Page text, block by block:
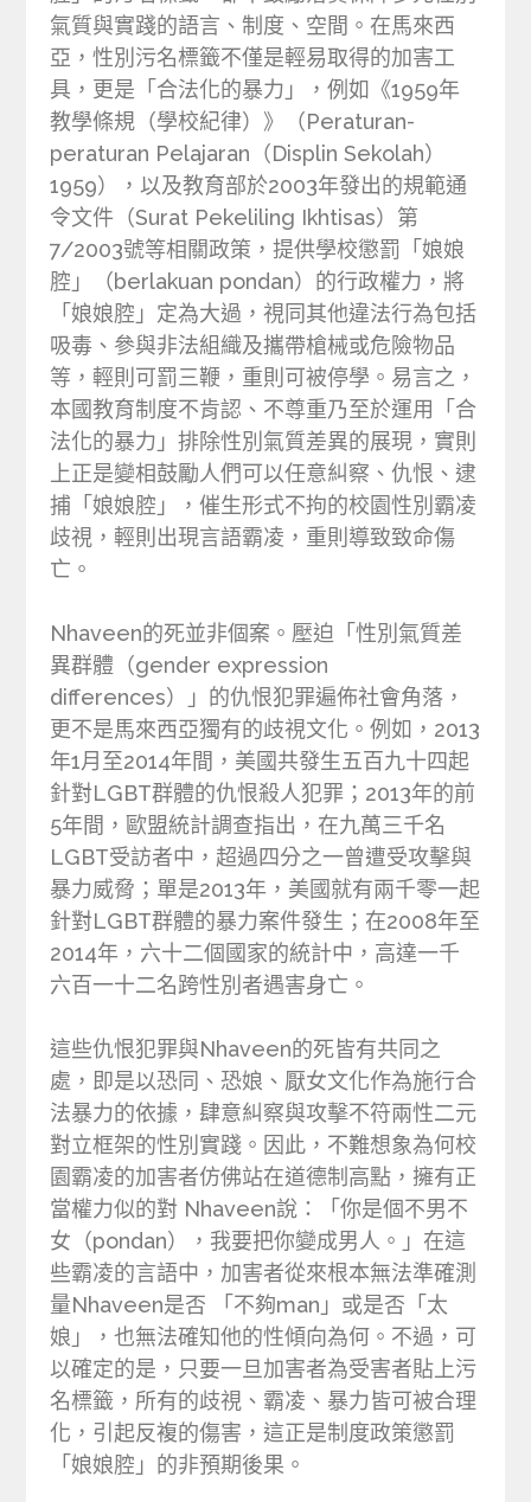
氣質與實踐的語言、制度、空間。在馬來西
亞，性別污名標籤不僅是輕易取得的加害工
具，更是「合法化的暴力」，例如《1959年
教學條規（學校紀律）》（Peraturan-
peraturan Pelajaran（Displin Sekolah）
1959），以及教育部於2003年發出的規範通
令文件（Surat Pekeliling Ikhtisas）第
7/2003號等相關政策，提供學校懲罰「娘娘
腔」（berlakuan pondan）的行政權力，將
「娘娘腔」定為大過，視同其他違法行為包括
吸毒、參與非法組織及攜帶槍械或危險物品
等，輕則可罰三鞭，重則可被停學。易言之，
本國教育制度不肯認、不尊重乃至於運用「合
法化的暴力」排除性別氣質差異的展現，實則
上正是變相鼓勵人們可以任意糾察、仇恨、逮
捕「娘娘腔」，催生形式不拘的校園性別霸凌
歧視，輕則出現言語霸凌，重則導致致命傷
亡。
Nhaveen的死並非個案。壓迫「性別氣質差
異群體（gender expression
differences）」的仇恨犯罪遍佈社會角落，
更不是馬來西亞獨有的歧視文化。例如，2013
年1月至2014年間，美國共發生五百九十四起
針對LGBT群體的仇恨殺人犯罪；2013年的前
5年間，歐盟統計調查指出，在九萬三千名
LGBT受訪者中，超過四分之一曾遭受攻擊與
暴力威脅；單是2013年，美國就有兩千零一起
針對LGBT群體的暴力案件發生；在2008年至
2014年，六十二個國家的統計中，高達一千
六百一十二名跨性別者遇害身亡。
這些仇恨犯罪與Nhaveen的死皆有共同之
處，即是以恐同、恐娘、厭女文化作為施行合
法暴力的依據，肆意糾察與攻擊不符兩性二元
對立框架的性別實踐。因此，不難想象為何校
園霸凌的加害者仿佛站在道德制高點，擁有正
當權力似的對 Nhaveen說：「你是個不男不
女（pondan），我要把你變成男人。」在這
些霸凌的言語中，加害者從來根本無法準確測
量Nhaveen是否 「不夠man」或是否「太
娘」，也無法確知他的性傾向為何。不過，可
以確定的是，只要一旦加害者為受害者貼上污
名標籤，所有的歧視、霸凌、暴力皆可被合理
化，引起反複的傷害，這正是制度政策懲罰
「娘娘腔」的非預期後果。